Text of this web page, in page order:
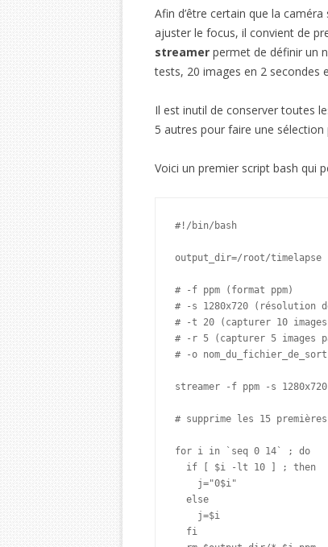
Afin d’être certain que la
ajuster le focus, il convient de
streamer permet de définir un
tests, 20 images en 2 secondes
Il est inutil de conserver toutes
5 autres pour faire une
Voici un premier script bash qui
#!/bin/bash
output_dir=/root/timelapse
# -f ppm (format ppm)
# -s 1280x720 (résolution
# -t 20 (capturer 10
# -r 5 (capturer 5 images
# -o
streamer -f ppm -s
# supprime les 15
for i in `seq 0 14` ; do
if [ $i -lt 10 ] ; then
j="0$i"
else
j=$i
fi